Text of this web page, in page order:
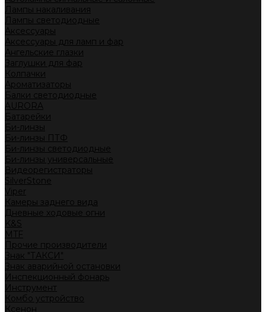
Лампы накаливания
Лампы светодиодные
Аксессуары
Аксессуары для ламп и фар
Ангельские глазки
Заглушки для фар
Колпачки
Ароматизаторы
Балки светодиодные
AURORA
Батарейки
Би-линзы
Би-линзы ПТФ
Би-линзы светодиодные
Би-линзы универсальные
Видеорегистраторы
SilverStone
Viper
Камеры заднего вида
Дневные ходовые огни
K&S
MTF
Прочие производители
Знак "ТАКСИ"
Знак аварийной остановки
Инспекционный фонарь
Инструмент
Комбо устройство
Ксенон